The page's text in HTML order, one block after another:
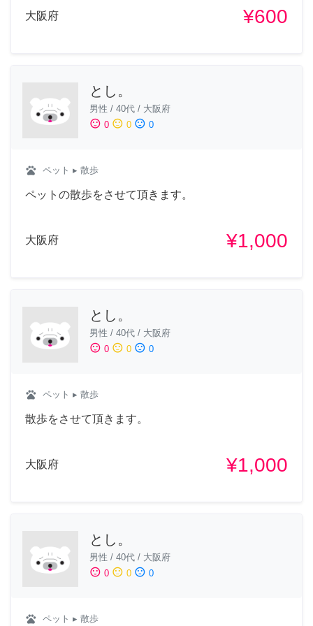
大阪府 ¥600
とし。
男性 / 40代 / 大阪府
sentiment_satisfied 0 sentiment_neutral 0 sentiment_dissatisfied 0
pets ペット ▸ 散歩
ペットの散歩をさせて頂きます。
大阪府 ¥1,000
とし。
男性 / 40代 / 大阪府
sentiment_satisfied 0 sentiment_neutral 0 sentiment_dissatisfied 0
pets ペット ▸ 散歩
散歩をさせて頂きます。
大阪府 ¥1,000
とし。
男性 / 40代 / 大阪府
sentiment_satisfied 0 sentiment_neutral 0 sentiment_dissatisfied 0
pets ペット ▸ 散歩